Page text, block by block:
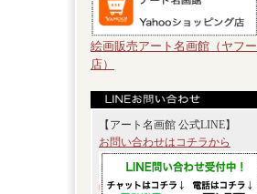
絵画販売アート名画館（ヤフー
店）
【アート名画館 公式LINE】
お問い合わせはコチラから